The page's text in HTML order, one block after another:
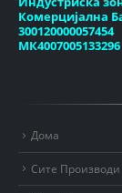
Комерцијална
300120000057454
МК4007005133296
Дома
Сите Производи